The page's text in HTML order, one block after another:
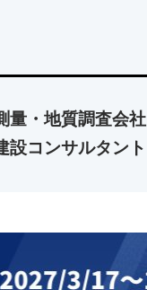
量・地質調査会社
設コンサルタント